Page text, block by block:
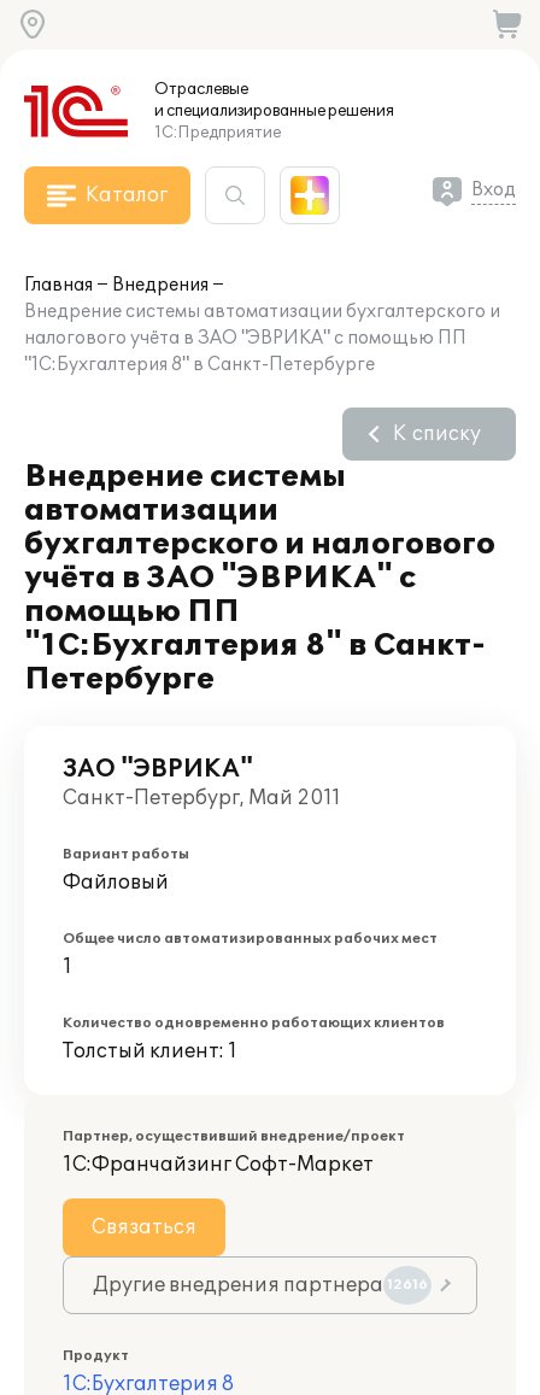
Отраслевые
и специализированныерешения
1С:Предприятие
Каталог Вход
Главная
Внедрения
Внедрение системы автоматизации бухгалтерского и
налогового учёта в ЗАО "ЭВРИКА" с помощью ПП
"1С:Бухгалтерия 8" в Санкт-Петербурге
Внедрение системы
автоматизации
бухгалтерского и налогового
учёта в ЗАО "ЭВРИКА" с
помощью ПП
"1С:Бухгалтерия 8" в Санкт-
Петербурге
К списку
ЗАО "ЭВРИКА"
Санкт-Петербург, Май 2011
Вариант работы
Файловый
Общее число автоматизированных рабочих мест
1
Количество одновременно работающих клиентов
Толстый клиент: 1
Партнер, осуществивший внедрение/проект
1С:Франчайзинг Софт-Маркет
Связаться
Другие внедрения партнера 12616
Продукт
1С:Бухгалтерия 8